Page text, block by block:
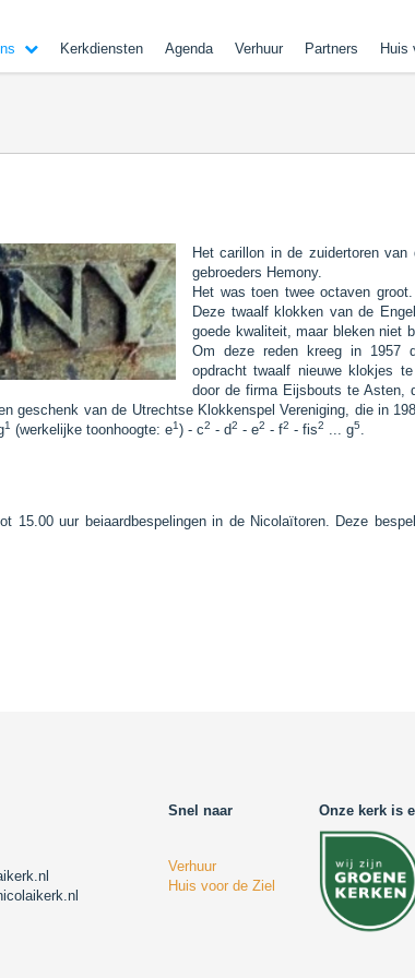
Kerkdiensten Agenda Verhuur Partners Huis
Het carillon in de zuidertoren
gebroeders Hemony.
Het was toen twee octaven
Deze twaalf klokken van de
goede kwaliteit, maar bleken niet
Om deze reden kreeg in 1957
opdracht twaalf nieuwe klokjes
door de firma Eijsbouts te Asten,
geschenk van de Utrechtse Klokkenspel Vereniging, die in
1 (werkelijke toonhoogte: e1) - c2 - d2 - e2 - f2 - fis2 ... g5.
15.00 uur beiaardbespelingen in de Nicolaïtoren. Deze
Snel naar Onze kerk is
Verhuur
Huis voor de Ziel